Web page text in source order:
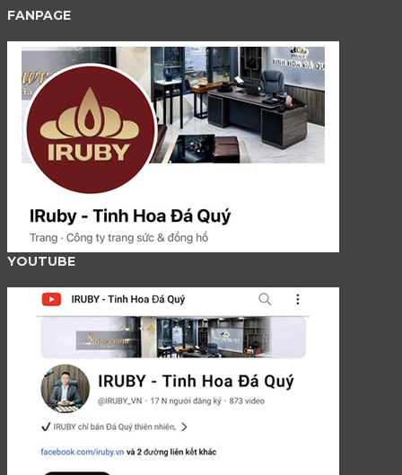
FANPAGE
YOUTUBE